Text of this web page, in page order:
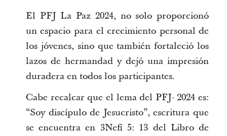
El PFJ La Paz 2024, no solo proporcionó
un espacio para el crecimiento personal de
los jóvenes, sino que también fortaleció los
lazos de hermandad y dejó una impresión
duradera en todos los participantes.
Cabe recalcar que el lema del PFJ- 2024 es:
“Soy discípulo de Jesucristo”, escritura que
se encuentra en 3Nefi 5: 13 del Libro de